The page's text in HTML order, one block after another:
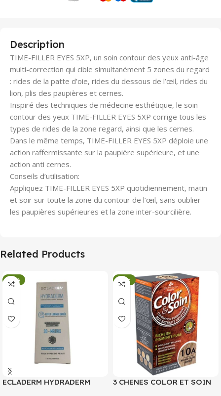
Description
TIME-FILLER EYES 5XP, un soin contour des yeux anti-âge
multi-correction qui cible simultanément 5 zones du regard
: rides de la patte d’oie, rides du dessous de l’œil, rides du
lion, plis des paupières et cernes.
Inspiré des techniques de médecine esthétique, le soin
contour des yeux TIME-FILLER EYES 5XP corrige tous les
types de rides de la zone regard, ainsi que les cernes.
Dans le même temps, TIME-FILLER EYES 5XP déploie une
action raffermissante sur la paupière supérieure, et une
action anti cernes.
Conseils d’utilisation:
Appliquez TIME-FILLER EYES 5XP quotidiennement, matin
et soir sur toute la zone du contour de l’œil, sans oublier
les paupières supérieures et la zone inter-sourcilière.
Related Products
-34%
ECLADERM HYDRADERM
-34%
3 CHENES COLOR ET SOIN